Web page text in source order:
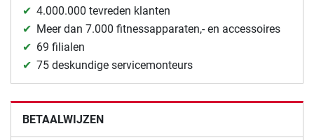
4.000.000 tevreden klanten
Meer dan 7.000 fitnessapparaten,- en accessoires
69 filialen
75 deskundige servicemonteurs
BETAALWIJZEN